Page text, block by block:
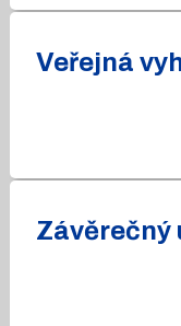
Veřejná
Závěrečný